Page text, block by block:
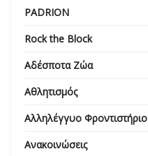
PADRION
Rock the Block
Αδέσποτα Ζώα
Αθλητισμός
Αλληλέγγυο Φροντιστήριο
Ανακοινώσεις